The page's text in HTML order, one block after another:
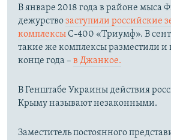
​В январе 2018 года в районе мыса
дежурствозаступили российские
комплексыС-400 «Триумф». В
такие же комплексы разместили и
конце года – в Джанкое.
В Генштабе Украины действия
Крыму называют незаконными.
Заместитель постоянного